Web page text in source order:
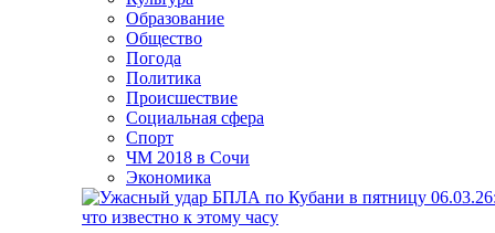
Образование
Общество
Погода
Политика
Происшествие
Социальная сфера
Спорт
ЧМ 2018 в Сочи
Экономика